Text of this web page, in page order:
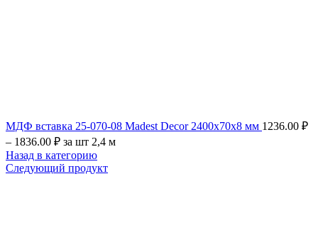
МДФ вставка 25-070-08 Madest Decor 2400х70х8 мм 1236.00 ₽
– 1836.00 ₽ за шт 2,4 м
Назад в категорию
Следующий продукт